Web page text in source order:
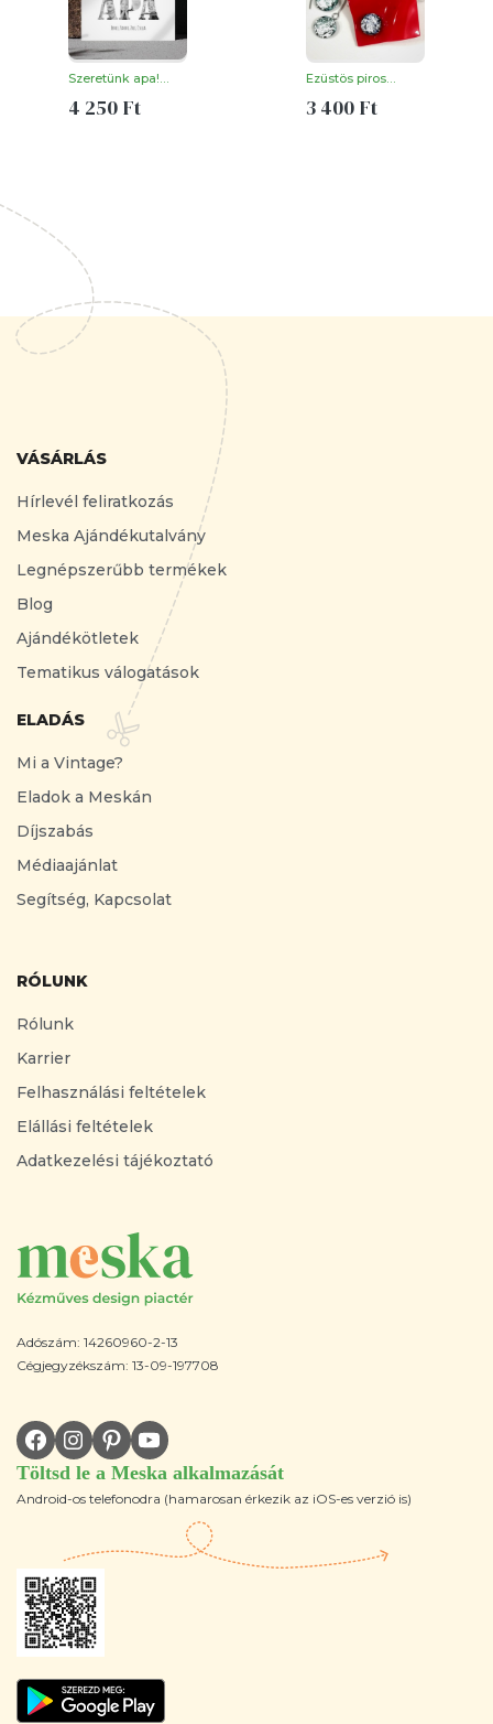
VÁSÁRLÁS
Hírlevél feliratkozás
Meska Ajándékutalvány
Legnépszerűbb termékek
Blog
Ajándékötletek
Tematikus válogatások
ELADÁS
Mi a Vintage?
Eladok a Meskán
Díjszabás
Médiaajánlat
Segítség, Kapcsolat
RÓLUNK
Rólunk
Karrier
Felhasználási feltételek
Elállási feltételek
Adatkezelési tájékoztató
Adószám: 14260960-2-13
Cégjegyzékszám: 13-09-197708
Töltsd le a Meska alkalmazását
Android-os telefonodra (hamarosan érkezik az iOS-es verzió is)